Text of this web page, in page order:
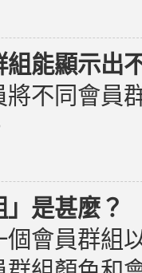
能顯示出
將不同會員
」是甚麼？
個會員群組